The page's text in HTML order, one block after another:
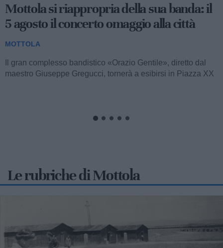
Massafra, Mottola e Crispiano: controlli
straordinari dei carabinieri, due denunce
e vari sequestri
MOTTOLA
Nel corso dell’ultimo fine settimana, i comuni di Massafra,
Le rubriche di Mottola